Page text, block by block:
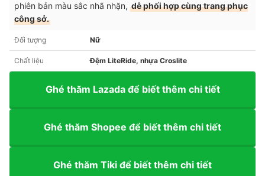
phiên bản màu sắc nhã nhặn, dễ phối hợp cùng trang phục
công sở.
Đối tượng Nữ
Chất liệu Đệm LiteRide, nhựa Croslite
Ghé thăm Lazada để biết thêm chi tiết
Ghé thăm Shopee để biết thêm chi tiết
Ghé thăm Tiki để biết thêm chi tiết